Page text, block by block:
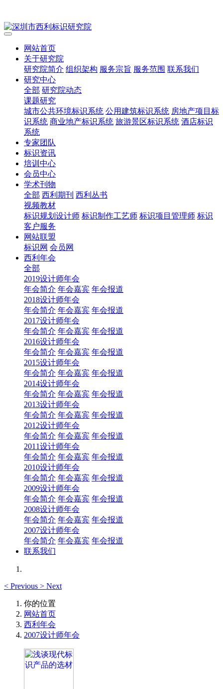
网站首页
关于研究院
研究院简介 组织架构 服务宗旨 服务范围 联系我们
研究中心
全部 研究院动态
课题研究
城市公共环境标识系统 公用建筑标识系统 房地产项目标
识系统 商业地产标识系统 旅游景区标识系统 酒店标识
系统
专家团队
标识资讯
培训中心
会员中心
学术刊物
全部 西利期刊 西利丛书
视频教材
标识规划设计师 标识制作工艺师 标识项目管理师 标识
客户服务
网站联盟
标识网 会员网
西利年会
全部
2019设计师年会
年会简介 年会嘉宾 年会报道
2018设计师年会
年会简介 年会嘉宾 年会报道
2017设计师年会
年会简介 年会嘉宾 年会报道
2016设计师年会
年会简介 年会嘉宾 年会报道
2015设计师年会
年会简介 年会嘉宾 年会报道
2014设计师年会
年会简介 年会嘉宾 年会报道
2013设计师年会
年会简介 年会嘉宾 年会报道
2012设计师年会
年会简介 年会嘉宾 年会报道
2011设计师年会
年会简介 年会嘉宾 年会报道
2010设计师年会
年会简介 年会嘉宾 年会报道
2009设计师年会
年会简介 年会嘉宾 年会报道
2008设计师年会
年会简介 年会嘉宾 年会报道
2007设计师年会
年会简介 年会嘉宾 年会报道
联系我们
< Previous > Next
你的位置
网站首页
西利年会
2007设计师年会